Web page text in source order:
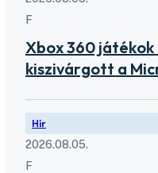
F
Xbox 360 játékok
kiszivárgott a
Hír
2026.08.05.
F